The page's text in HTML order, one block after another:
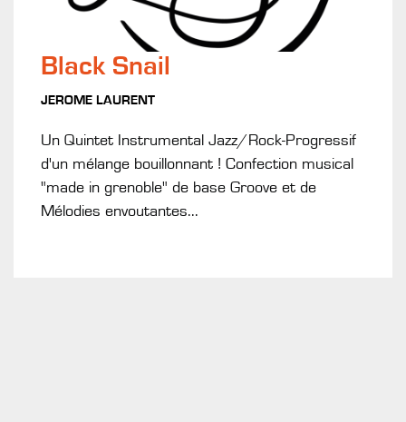
Black Snail
JEROME LAURENT
Un Quintet Instrumental Jazz/Rock-Progressif
d'un mélange bouillonnant ! Confection musical
"made in grenoble" de base Groove et de
Mélodies envoutantes...